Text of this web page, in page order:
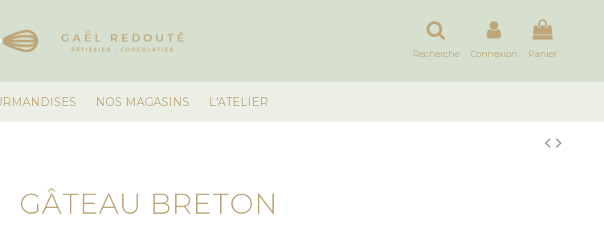
Recherche Connexion Panier
NOS MAGASINS L'ATELIER
GÂTEAU BRETON